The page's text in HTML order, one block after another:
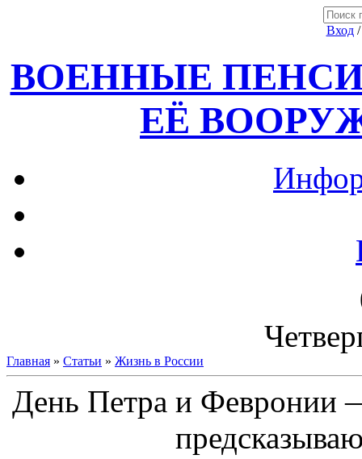
Вход
ВОЕННЫЕ
ЕЁ
Главная » Статьи » Жизнь в России
День Петра и Февронии